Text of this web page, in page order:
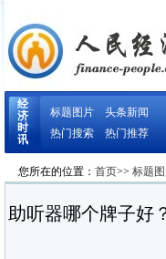
经
济
时
讯
标题图片
头条新闻
热门搜索
热门推荐
您所在的位置： 首页>> 标题
助听器哪个牌子好